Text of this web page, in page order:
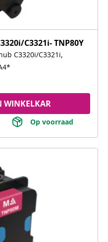
C3321i- TNP80Y
C3320i/C3321i,
WINKELKAR
Op voorraad